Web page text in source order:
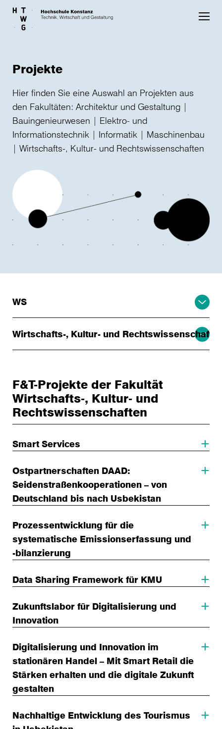
Skip to main content
Projekte
Hier finden Sie eine Auswahl an Projekten aus
den Fakultäten: Architektur und Gestaltung |
Bauingenieurwesen | Elektro- und
Informationstechnik | Informatik | Maschinenbau
| Wirtschafts-, Kultur- und Rechtswissenschaften
WS
Wirtschafts-, Kultur- und
F&T-Projekte der Fakultät
Wirtschafts-, Kultur- und
Rechtswissenschaften
Smart Services
Ostpartnerschaften DAAD:
Seidenstraßenkooperationen – von
Deutschland bis nach Usbekistan
Prozessentwicklung für die
systematische Emissionserfassung und
-bilanzierung
Data Sharing Framework für KMU
Zukunftslabor für Digitalisierung und
Innovation
Digitalisierung und Innovation im
stationären Handel – Mit Smart Retail die
Stärken erhalten und die digitale Zukunft
gestalten
Nachhaltige Entwicklung des Tourismus